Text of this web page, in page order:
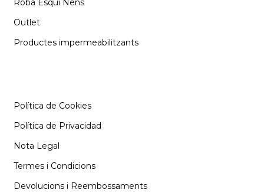
Roba Esquí Nens
Outlet
Productes impermeabilitzants
Política de Cookies
Política de Privacidad
Nota Legal
Termes i Condicions
Devolucions i Reembossaments